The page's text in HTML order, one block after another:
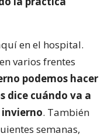
en el hospital.
varios frentes
podemos hacer
dice cuándo va a
. También
semanas,